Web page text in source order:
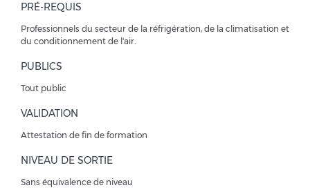
PRÉ-REQUIS
Professionnels du secteur de la réfrigération, de la climatisation et
du conditionnement de l'air.
PUBLICS
Tout public
VALIDATION
Attestation de fin de formation
NIVEAU DE SORTIE
Sans équivalence de niveau